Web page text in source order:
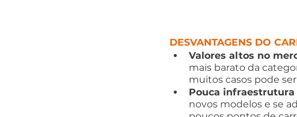
DESVANTAGENS DO
Valores altos no
mais barato da
muitos casos pode
Pouca
novos modelos e se